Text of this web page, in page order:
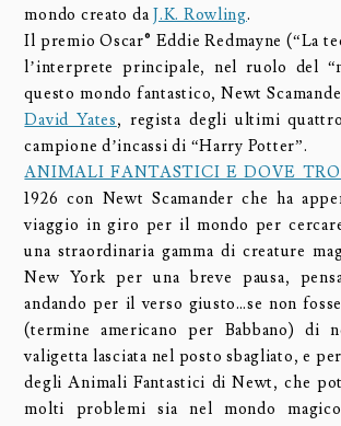
mondo creato daJ.K. Rowling.
Il premio Oscar® Eddie Redmayne (“La
l’interprete principale, nel ruolo del
questo mondo fantastico, Newt
David Yates, regista degli ultimi
campione d’incassi di “Harry Potter”.
ANIMALI FANTASTICI E DOVE
1926 con Newt Scamander che ha
viaggio in giro per il mondo per
una straordinaria gamma di creature
New York per una breve pausa,
andando per il verso giusto…se non
(termine americano per Babbano) di
valigetta lasciata nel posto sbagliato, e
degli Animali Fantastici di Newt, che
molti problemi sia nel mondo